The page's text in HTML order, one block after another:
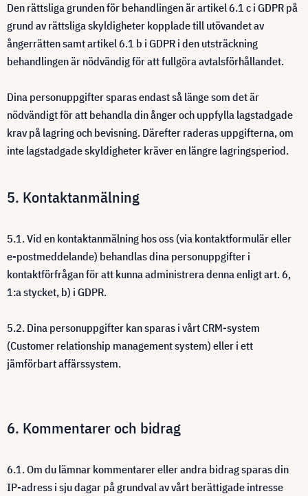
Den rättsliga grunden för behandlingen är artikel 6.1 c i GDPR på
grund av rättsliga skyldigheter kopplade till utövandet av
ångerrätten samt artikel 6.1 b i GDPR i den utsträckning
behandlingen är nödvändig för att fullgöra avtalsförhållandet.
Dina personuppgifter sparas endast så länge som det är
nödvändigt för att behandla din ånger och uppfylla lagstadgade
krav på lagring och bevisning. Därefter raderas uppgifterna, om
inte lagstadgade skyldigheter kräver en längre lagringsperiod.
5. Kontaktanmälning
5.1. Vid en kontaktanmälning hos oss (via kontaktformulär eller
e-postmeddelande) behandlas dina personuppgifter i
kontaktförfrågan för att kunna administrera denna enligt art. 6,
1:a stycket, b) i GDPR.
5.2. Dina personuppgifter kan sparas i vårt CRM-system
(Customer relationship management system) eller i ett
jämförbart affärssystem.
6. Kommentarer och bidrag
6.1. Om du lämnar kommentarer eller andra bidrag sparas din
IP-adress i sju dagar på grundval av vårt berättigade intresse